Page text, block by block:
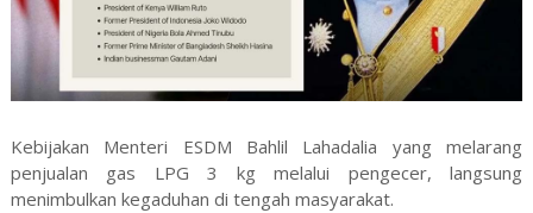
Kebijakan Menteri ESDM Bahlil Lahadalia yang melarang
penjualan gas LPG 3 kg melalui pengecer, langsung
menimbulkan kegaduhan di tengah masyarakat.